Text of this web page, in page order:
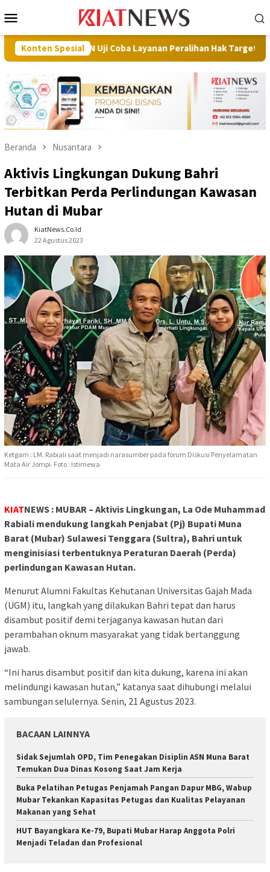
ke
Mobile
Konten Spesial
Uji Coba Layanan Peralihan Hak Target Maksimal 10 Hari di
Beranda Nusantara
Aktivis Lingkungan Dukung Bahri
Terbitkan Perda Perlindungan Kawasan
Hutan di Mubar
KiatNews.co.id
22 Agustus 2023
Ketgam : LM. Rabiali saat menjadi narasumber pada forum Diskusi Penyelamatan
Mata Air Jompi. Foto : Istimewa
KIATNEWS : MUBAR – Aktivis Lingkungan, La Ode Muhammad
Rabiali mendukung langkah Penjabat (Pj) Bupati Muna
Barat (Mubar) Sulawesi Tenggara (Sultra), Bahri untuk
menginisiasi terbentuknya Peraturan Daerah (Perda)
perlindungan Kawasan Hutan.
Menurut Alumni Fakultas Kehutanan Universitas Gajah Mada
(UGM) itu, langkah yang dilakukan Bahri tepat dan harus
disambut positif demi terjaganya kawasan hutan dari
perambahan oknum masyarakat yang tidak bertanggung
jawab.
“Ini harus disambut positif dan kita dukung, karena ini akan
melindungi kawasan hutan,” katanya saat dihubungi melalui
sambungan selulernya. Senin, 21 Agustus 2023.
BACAAN LAINNYA
Sidak Sejumlah OPD, Tim Penegakan Disiplin ASN Muna Barat
Temukan Dua Dinas Kosong Saat Jam Kerja
Buka Pelatihan Petugas Penjamah Pangan Dapur MBG, Wabup
Mubar Tekankan Kapasitas Petugas dan Kualitas Pelayanan
Makanan yang Sehat
HUT Bayangkara Ke-79, Bupati Mubar Harap Anggota Polri
Menjadi Teladan dan Profesional